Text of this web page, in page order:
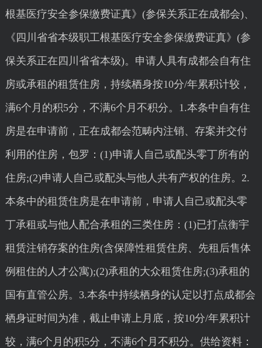
根基医疗安全参保缴费证真》(参保关系正在成都会)、
《四川省省本级职工根基医疗安全参保缴费证真》(参
保关系正在四川省省本级)。申请人具有成都会自有住
房或承租的租赁住房，持续栖身按10分/年累积计较，
满6个月的积5分，不满6个月不积分。1.本条中自有住
房是在申请前，正在成都会范畴内注销、存案并交付
利用的住房，包罗：(1)申请人自己或配头零丁所有的
住房;(2)申请人自己或配头与他人共有产权的住房。2.
本条中的租赁住房是在申请前，申请人自己或配头零
丁承租或与他人配合承租的三类住房：(1)已打点衡宇
租赁注销存案的住房(含保障性租赁住房、先租后售体
例租住的人才公寓);(2)承租的大众租赁住房;(3)承租的
国有直管公房。3.本条中持续栖身的认定以打点成都会
栖身证时间为准，截止申请上月底，按10分/年累积计
较，满6个月的积5分，不满6个月不积分。供给资料：